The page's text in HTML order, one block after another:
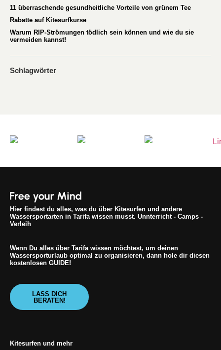
11 überraschende gesundheitliche Vorteile von grünem Tee
Rabatte auf Kitesurfkurse
Warum RIP-Strömungen tödlich sein können und wie du sie
vermeiden kannst!
Schlagwörter
Hier findest du alles, was du über Kitesurfen und andere
Wassersportarten in Tarifa wissen musst. Unnterricht - Camps -
Verleih
Wenn Du alles über Tarifa wissen möchtest, um deinen
Wassersporturlaub optimal zu organisieren, dann hole dir diesen
kostenlosen GUIDE!
LASS DICH
BERATEN!
Kitesurfen und mehr